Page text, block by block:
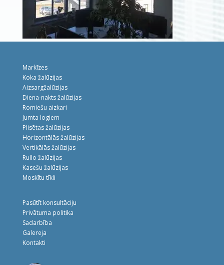
Markīzes
Koka žalūzijas
Aizsargžalūzijas
Diena-nakts žalūzijas
Romiešu aizkari
Jumta logiem
Plisētas žalūzijas
Horizontālās žalūzijas
Vertikālās žalūzijas
Rullo žalūzijas
Kasešu žalūzijas
Moskītu tīkli
Pasūtīt konsultāciju
Privātuma politika
Sadarbība
Galereja
Kontakti